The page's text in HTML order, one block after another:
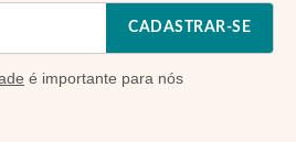
CADASTRAR-SE
é importante para nós